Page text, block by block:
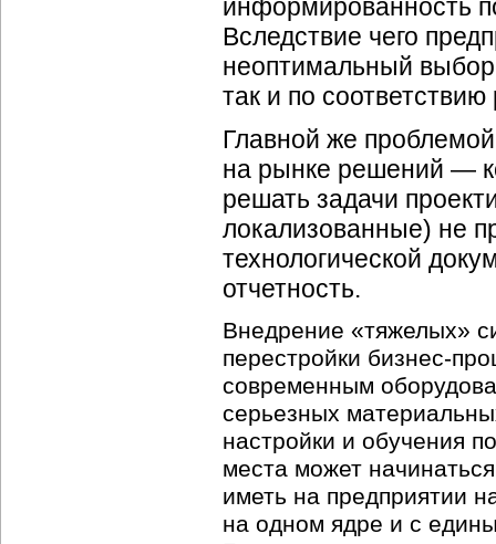
информированность
Вследствие чего
неоптимальный
так и по
Главной же
на рынке решений —
решать задачи
локализованные) не
технологической
отчетность.
Внедрение «тяжелых»
перестройки бизнес-
современным
серьезных
настройки и обучения
места может
иметь на предприятии
на одном ядре и с